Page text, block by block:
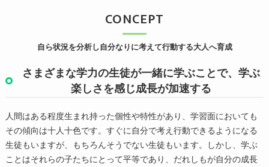
自ら状況を分析し自分なりに考えて行動する大人へ育成
CONCEPT
さまざまな学力の生徒が一緒に学ぶことで、学ぶ
楽しさを感じ成長が加速する
人間はある程度生まれ持った個性や特性があり、学習面においても
その傾向は十人十色です。すぐに自分で考え行動できるようになる
生徒もいますが、もちろんそうでない生徒もいます。しかし、学ぶ
ことはそれらの子たちにとって平等であり、だれしもが自分の成長